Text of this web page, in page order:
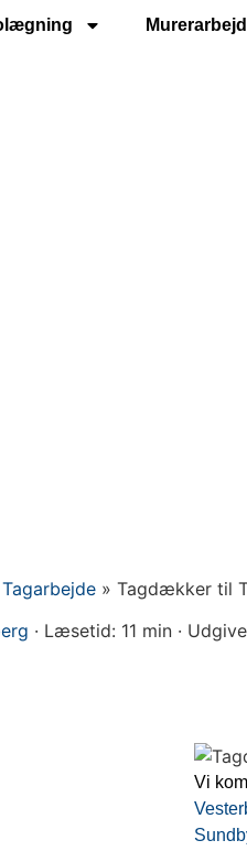
Tagarbejde » Tagdækker til
· Læsetid: 11 min·
Vi